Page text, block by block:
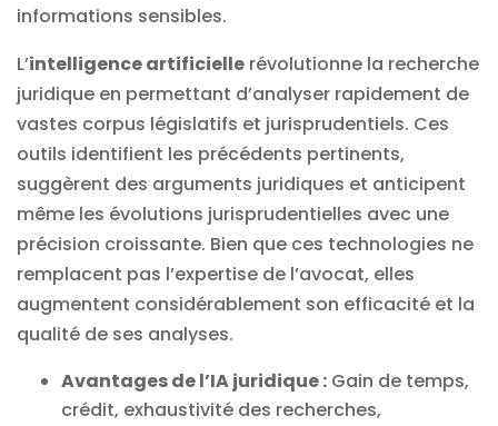
informations sensibles.
L’intelligence artificielle révolutionne la recherche
juridique en permettant d’analyser rapidement de
vastes corpus législatifs et jurisprudentiels. Ces
outils identifient les précédents pertinents,
suggèrent des arguments juridiques et anticipent
même les évolutions jurisprudentielles avec une
précision croissante. Bien que ces technologies ne
remplacent pas l’expertise de l’avocat, elles
augmentent considérablement son efficacité et la
qualité de ses analyses.
Avantages de l’IA juridique : Gain de temps,
crédit, exhaustivité des recherches,